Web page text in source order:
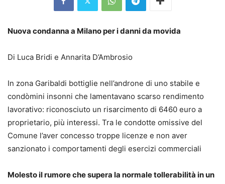
Nuova condanna a Milano per i danni da movida
Di Luca Bridi e Annarita D’Ambrosio
In zona Garibaldi bottiglie nell’androne di uno stabile e
condòmini insonni che lamentavano scarso rendimento
lavorativo: riconosciuto un risarcimento di 6460 euro a
proprietario, più interessi. Tra le condotte omissive del
Comune l’aver concesso troppe licenze e non aver
sanzionato i comportamenti degli esercizi commerciali
Molesto il rumore che supera la normale tollerabilità in un